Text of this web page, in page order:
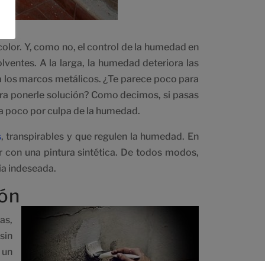
Y, como no, el control de la humedad en
A la larga, la humedad deteriora las
marcos metálicos. ¿Te parece poco para
ponerle solución? Como decimos, si pasas
poco por culpa de la humedad.
, transpirables y que regulen la humedad. En
una pintura sintética. De todos modos,
indeseada.